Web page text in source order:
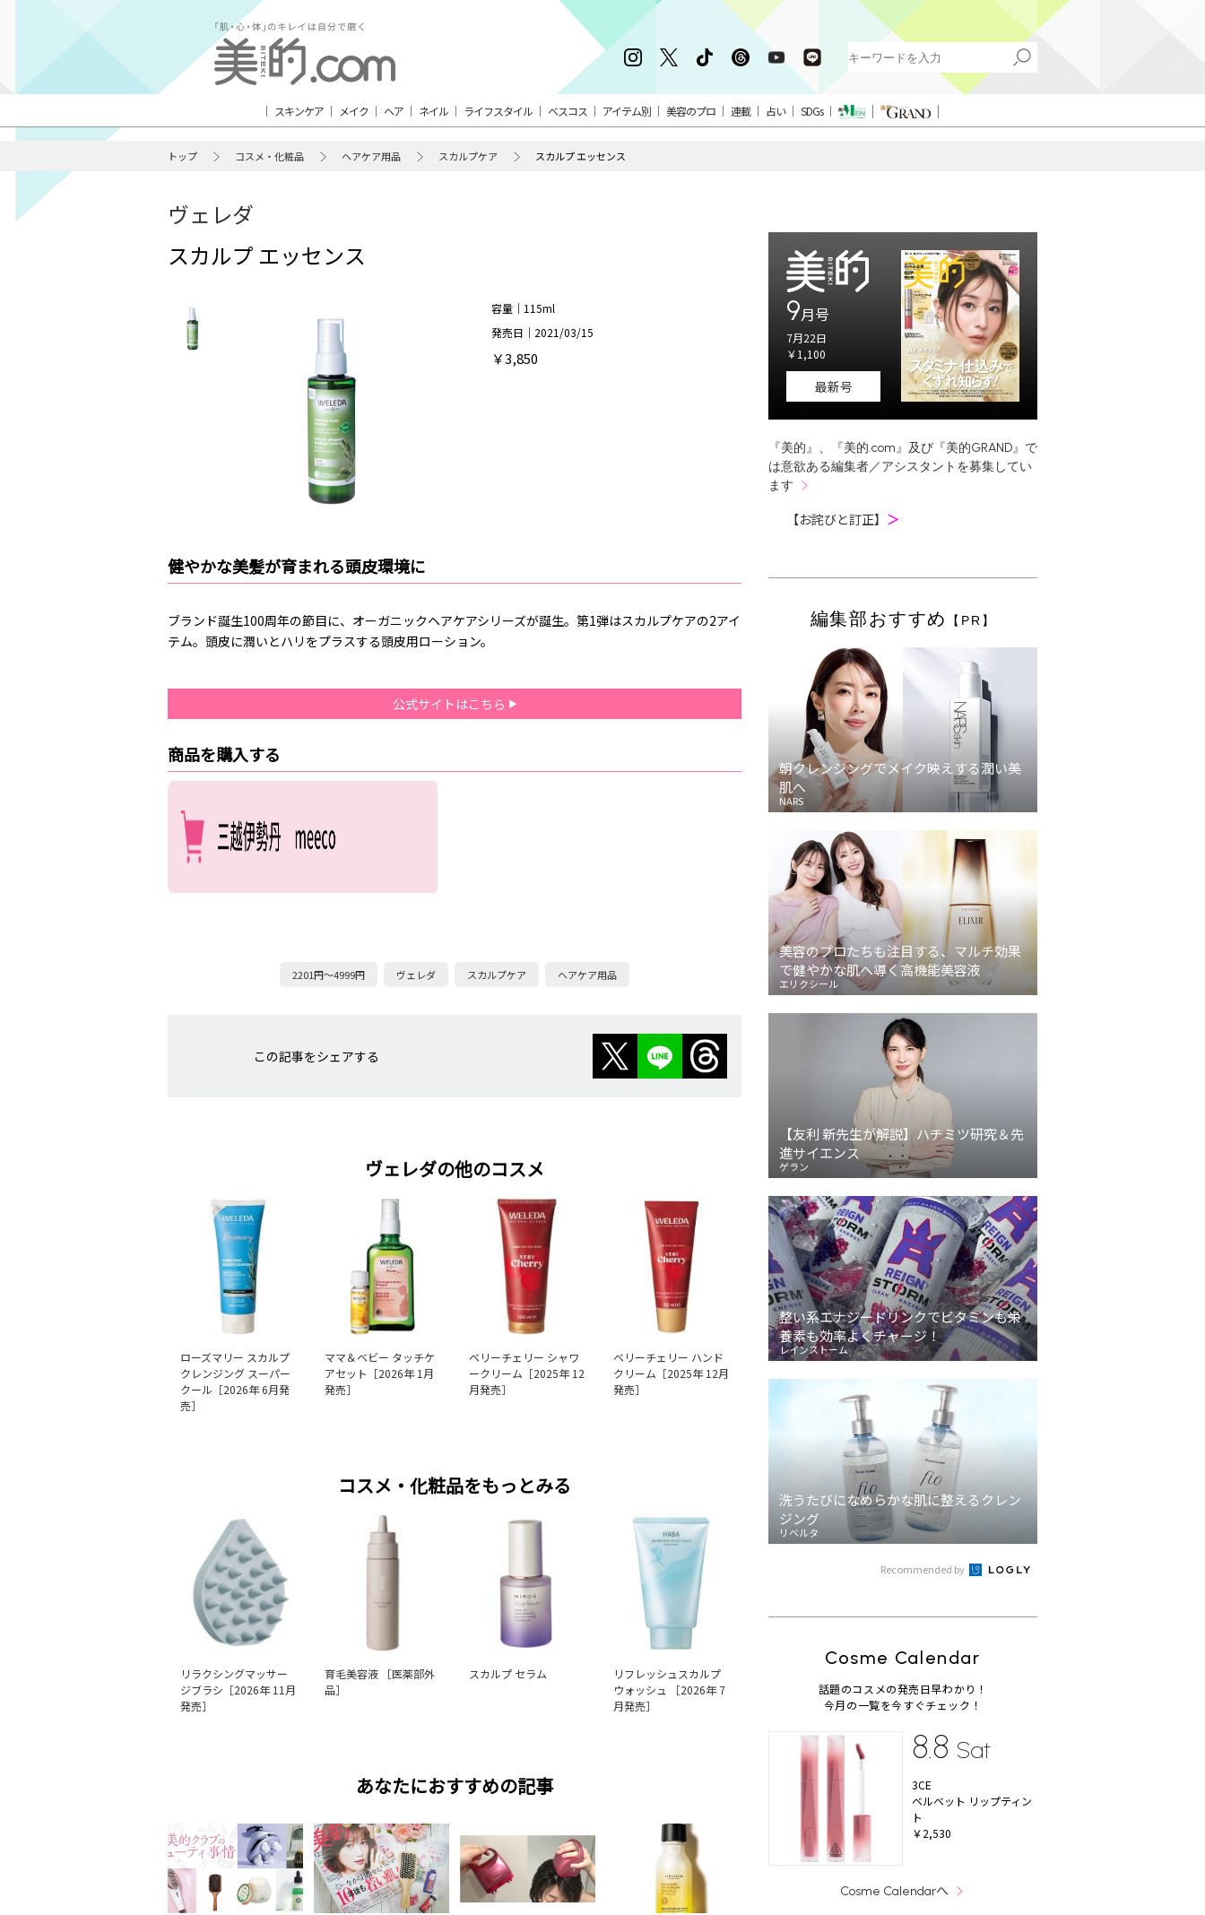
スキンケア メイク ヘア ネイル ライフスタイル ベスコス アイテム別 美容のプロ 連載 占い SDGs
トップ コスメ・化粧品 ヘアケア用品 スカルプケア スカルプ エッセンス
ヴェレダ
スカルプ エッセンス
容量｜115ml
発売日｜2021/03/15
￥3,850
健やかな美髪が育まれる頭皮環境に
ブランド誕生100周年の節目に、オーガニックヘアケアシリーズが誕生。第1弾はスカルプケアの2アイ
テム。頭皮に潤いとハリをプラスする頭皮用ローション。
公式サイトはこちら
商品を購入する
2201円～4999円 ヴェレダ スカルプケア ヘアケア用品
この記事をシェアする
ヴェレダの他のコスメ
ローズマリー スカルプ
クレンジング スーパー
クール［2026年 6月発
売］
ママ＆ベビー タッチケ
アセット［2026年 1月
発売］
ベリーチェリー シャワ
ークリーム［2025年 12
月発売］
ベリーチェリー ハンド
クリーム［2025年 12月
発売］
コスメ・化粧品をもっとみる
リラクシングマッサー
ジブラシ［2026年 11月
発売］
育毛美容液 ［医薬部外
品］
スカルプ セラム
リフレッシュスカルプ
ウォッシュ ［2026年 7
月発売］
あなたにおすすめの記事
9月号
7月22日
￥1,100
最新号
『美的』、『美的.com』及び『美的GRAND』で
は意欲ある編集者／アシスタントを募集してい
ます
【お詫びと訂正】 ＞
編集部おすすめ 【PR】
朝クレンジングでメイク映えする潤い美
肌へ
NARS
美容のプロたちも注目する、マルチ効果
で健やかな肌へ導く高機能美容液
エリクシール
【友利 新先生が解説】ハチミツ研究＆先
進サイエンス
ゲラン
整い系エナジードリンクでビタミンも栄
養素も効率よくチャージ！
レインストーム
洗うたびになめらかな肌に整えるクレン
ジング
リベルタ
Recommended by
Cosme Calendar
話題のコスメの発売日早わかり！
今月の一覧を今すぐチェック！
8.8 Sat
3CE
ベルベット リップティン
ト
￥2,530
Cosme Calendarへ